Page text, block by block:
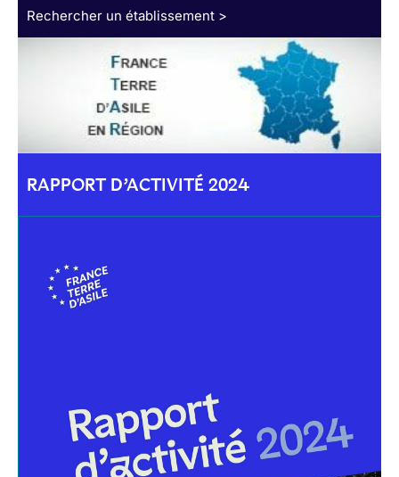
Rechercher un établissement >
RAPPORT D’ACTIVITÉ 2024